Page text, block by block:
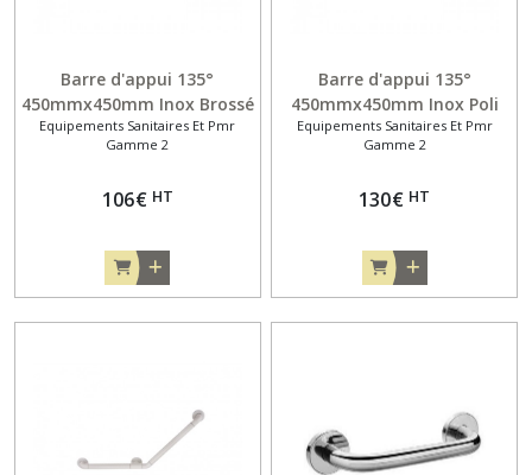
Barre d'appui 135°
450mmx450mm Inox Brossé
Equipements Sanitaires Et Pmr
Gamme 2
106€ HT
Barre d'appui 135°
450mmx450mm Inox Poli
Equipements Sanitaires Et Pmr
Gamme 2
130€ HT